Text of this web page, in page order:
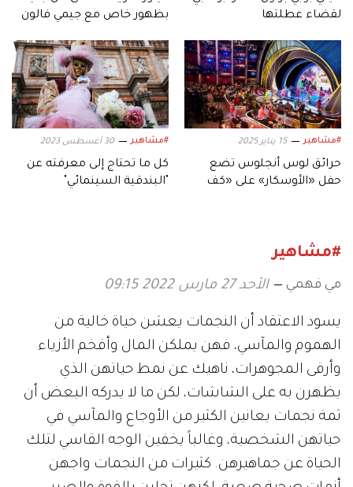
لقضاء عطلتها
بظهور خاص مع جيمي فالون
#مشاهير 15 يناير 2025
حرائق لوس أنجلوس تضع
حفل «الأوسكار» على «كف
#مشاهير 30 أغسطس 2023
كل ما تحتاج إلى معرفته عن
"البندقية السينمائي"
#مشاهير
مي فهمي الأحد 27 مارس 2022 09:15
يسود الاعتقاد أن النجمات يعشن حياة خالية من
الهموم والمآسي، فهن يملكن المال وأفخم الأزياء
وأرقى المجوهرات، ناهيك عن نمط حياتهن الذي
يظهرن به على الشاشات، لكن ما لا يدركه البعض أن
ثمة نجمات يعانين الكثير من الأوجاع والمآسي في
حياتهن الشخصية، وغالباً يخفين الوجه القاسي لتلك
الحياة عن جماهيرهن. كثيرات من النجمات واجهن